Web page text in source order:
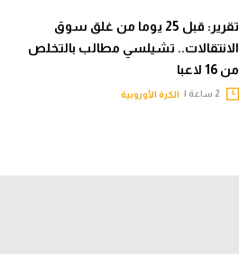
تقرير: قبل 25 يوما من غلق سوق
الانتقالات.. تشيلسي مطالب بالتخلص
من 16 لاعبا
الكرة الأوروبية